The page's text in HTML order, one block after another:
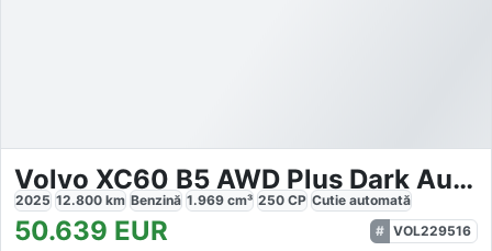
Volvo XC60 B5 AWD Plus Dark Auto
2025 12.800 km Benzină 1.969 cm³ 250 CP Cutie automată
50.639 EUR
VOL229516